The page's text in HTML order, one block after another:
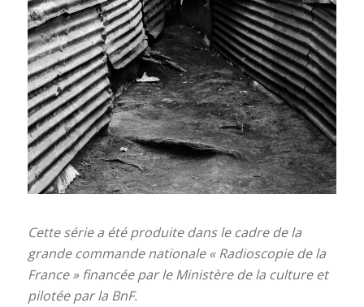
Cette série a été produite dans le cadre de la
grande commande nationale « Radioscopie de la
France » financée par le Ministère de la culture et
pilotée par la BnF.